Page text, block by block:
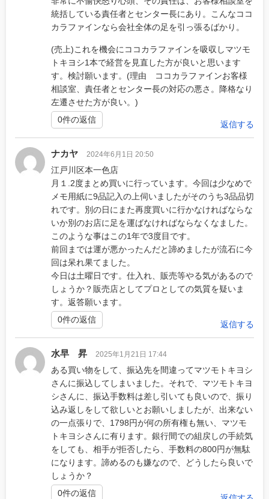
統括している責任者とセンター長にあり。こんなココ
カラファインなら会社全体の足を引っ張るばかり。
(売上)これを機会にココカラファインを吸収しマツモ
トキヨシ1本で経営を見直した方が良いと思います
す。検討願います。(理由 ココカラファインお客様
相談室、責任者とセンター長の対応の悪さ。降格なり
左遷させた方が良い。)
返信する
0件の返信
ナカヤ 2024年6月1日 20:50
江戸川区本一色店
月１.2度まとめ買いに行っています。今回は少なめで
メモ用紙に9品記入の上伺いましたがそのうち3品品切
れです。別の日にまた再度買いに行かなければならな
いか別のお店に足を運ばなければならなくなました。
このような事はこの1年で3度目です。
前回までは運が悪かったんだと諦めましたが流石に今
回は呆れ果てました。
今日は土曜日です。仕入れ、販売等やる気があるので
しょうか？販売店としてプロとしての気質を疑いま
す。返答願います。
返信する
0件の返信
水早 昇 2025年1月21日 17:44
ある買い物をして、振込先を間違ってマツモトキヨシ
さんに振込してしまいました。それで、マツモトキヨ
シさんに、振込手数料は差し引いても良いので、振り
込み返しをして欲しいとお願いしましたが、出来ない
の一点張りで、1798円が何の所有権も無い、マツモ
トキヨシさんに有ります。銀行間での組戻しの手続気
をしても、相手が拒否したら、手数料の800円が無駄
になります。諦めるのも嫌なので、どうしたら良いで
しょうか？
0件の返信